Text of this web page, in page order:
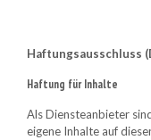
Haftungsausschluss
Haftung für Inhalte
Als Diensteanbieter
eigene Inhalte auf